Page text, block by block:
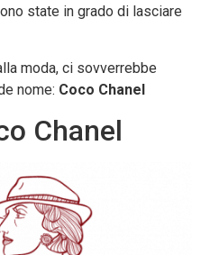
state in grado di lasciare
moda, ci sovverrebbe
nome: Coco Chanel
Chanel